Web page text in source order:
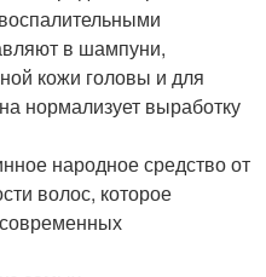
в шампуни,
кожи головы и для
нормализует выработку
народное средство от
волос, которое